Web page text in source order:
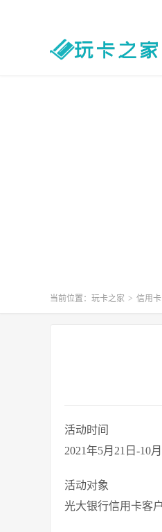
当前位置： 玩卡之家 > 信用卡
活动时间
2021年5月21日-10
活动对象
光大银行信用卡客户